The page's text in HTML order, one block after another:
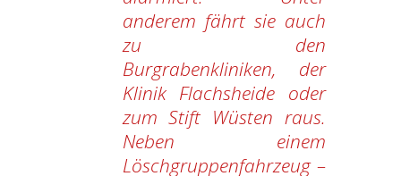
anderem fährt sie auch
zu den
Burgrabenkliniken, der
Klinik Flachsheide oder
zum Stift Wüsten raus.
Neben einem
Löschgruppenfahrzeug –